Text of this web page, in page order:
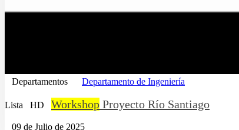
Departamentos Departamento de Ingeniería
Lista HD Workshop Proyecto Río Santiago
09 de Julio de 2025